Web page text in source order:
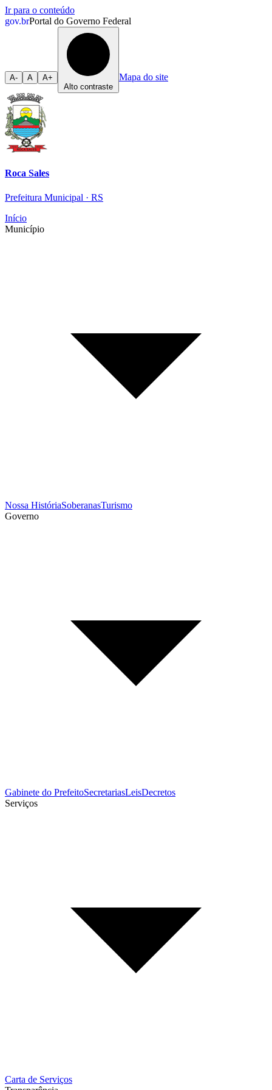
Ir para o conteúdo
gov.brPortal do Governo Federal
A- A
A+
Alto contraste
Mapa do site
Roca Sales
Prefeitura Municipal · RS
Início
Município
Nossa HistóriaSoberanasTurismo
Governo
Gabinete do PrefeitoSecretariasLeisDecretos
Serviços
Carta de Serviços